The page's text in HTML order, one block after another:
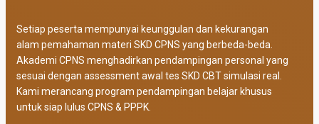
Setiap peserta mempunyai keunggulan dan kekurangan
alam pemahaman materi SKD CPNS yang berbeda-beda.
Akademi CPNS menghadirkan pendampingan personal yang
sesuai dengan assessment awal tes SKD CBT simulasi real.
Kami merancang program pendampingan belajar khusus
untuk siap lulus CPNS & PPPK.